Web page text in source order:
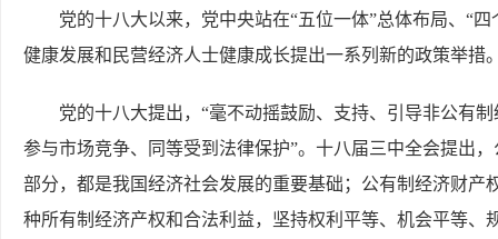
党的十八大以来，党中央站在“五位一体”总体布局、“
健康发展和民营经济人士健康成长提出一系列新的政策举措
党的十八大提出，“毫不动摇鼓励、支持、引导非公有
参与市场竞争、同等受到法律保护”。十八届三中全会提出
部分，都是我国经济社会发展的重要基础；公有制经济财
种所有制经济产权和合法利益，坚持权利平等、机会平等